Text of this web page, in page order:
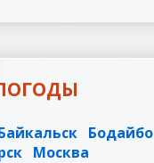
Бодайбо
Москва